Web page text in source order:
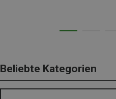
Beliebte Kategorien